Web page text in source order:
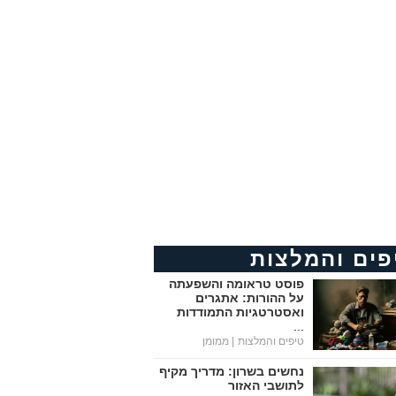
והמלצות
פוסט טראומה והשפעתה
על ההורות: אתגרים
ואסטרטגיות התמודדות
טיפים והמלצות | ממומן
נחשים בשרון: מדריך מקיף
לתושבי האזור